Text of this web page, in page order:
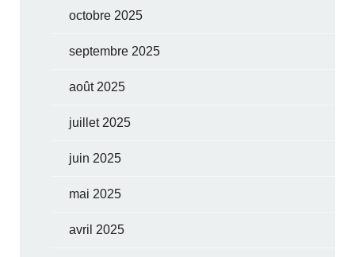
octobre 2025
septembre 2025
août 2025
juillet 2025
juin 2025
mai 2025
avril 2025